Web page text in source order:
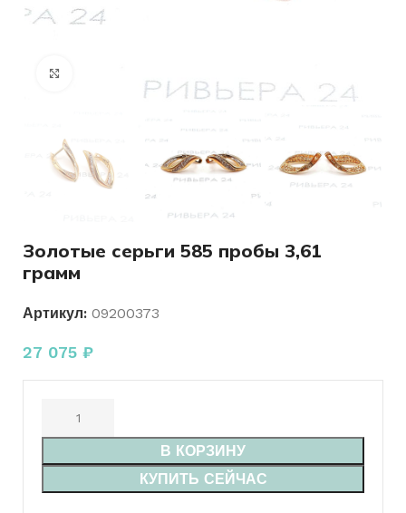
Золотые серьги 585 пробы 3,61
грамм
Артикул: 09200373
27 075 ₽
В КОРЗИНУ
КУПИТЬ СЕЙЧАС